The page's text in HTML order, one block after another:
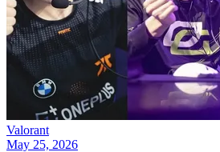
Valorant
May 25, 2026